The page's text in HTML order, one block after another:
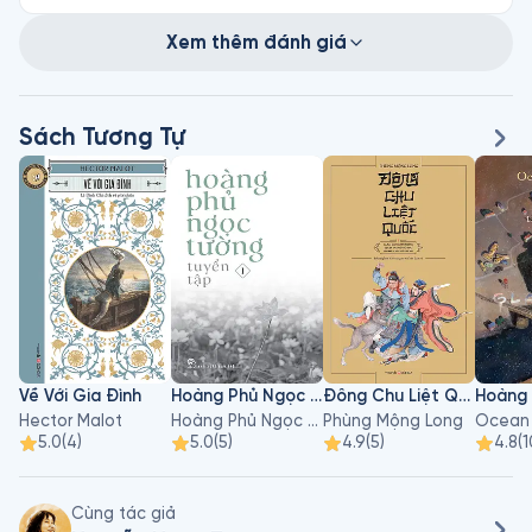
Xem thêm đánh giá
Sách Tương Tự
Về Với Gia Đình
Hector Malot
5.0(4)
Hoàng Phủ Ngọc Tường - Tập 1
Hoàng Phủ Ngọc Tường
5.0(5)
Đông Chu Liệt Quốc - Tập 3
Phùng Mộng Long
4.9(5)
Ocean
4.8(
Cùng tác giả